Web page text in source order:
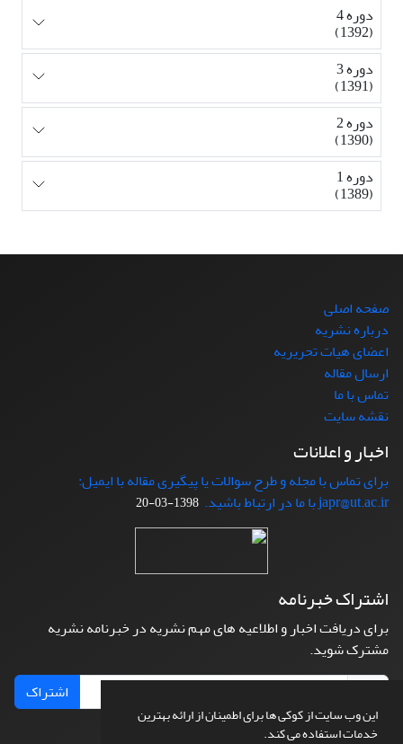
این وب سایت از کوکی ها برای اطمینان از ارائه بهترین
خدمات استفاده می کند.
دوره 4
(1392)
دوره 3
(1391)
دوره 2
(1390)
دوره 1
(1389)
صفحه اصلی
درباره نشریه
اعضای هیات تحریریه
ارسال مقاله
تماس با ما
نقشه سایت
اخبار و اعلانات
برای تماس با مجله و طرح سوالات یا پیگیری مقاله با ایمیل:
japr@ut.ac.ir با ما در ارتباط باشید.
1398-03-20
اشتراک خبرنامه
برای دریافت اخبار و اطلاعیه های مهم نشریه در خبرنامه نشریه
مشترک شوید.
اشتراک